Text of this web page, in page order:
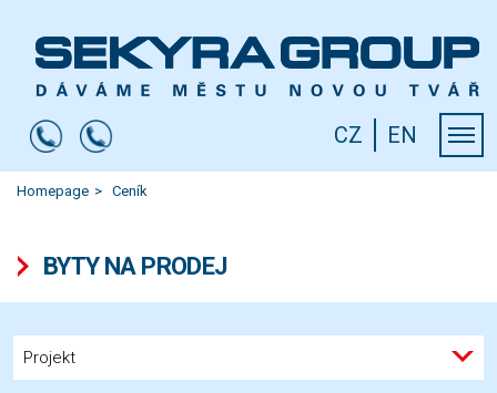
CZ EN
Homepage Ceník
BYTY NA PRODEJ
Projekt